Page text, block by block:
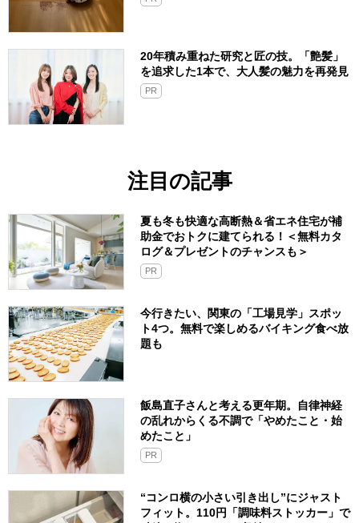
20年積み重ねた研究と匠の技。「艶髪」
を追求した1本で、大人髪の魅力を再発見
PR
注目の記事
夏も冬も快適な高断熱＆省エネ住宅が補
助金でおトクに建てられる！＜無料カタ
ログ＆プレゼントのチャンスも＞
PR
今行きたい、関東の「工場見学」スポッ
ト4つ。無料で楽しめるバイキング食べ放
題も
飯島直子さんと考える更年期。自律神経
の乱れからくる不調で「やめたこと・始
めたこと」
PR
“コンロ横の小さい引き出し”にジャスト
フィット。110円「調味料ストッカー」で